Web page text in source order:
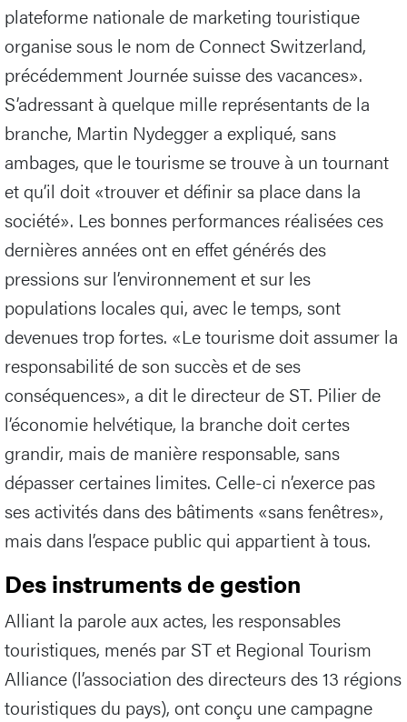
plateforme nationale de marketing touristique
organise sous le nom de Connect Switzerland,
précédemment Journée suisse des vacances».
S’adressant à quelque mille représentants de la
branche, Martin Nydegger a expliqué, sans
ambages, que le tourisme se trouve à un tournant
et qu’il doit «trouver et définir sa place dans la
société». Les bonnes performances réalisées ces
dernières années ont en effet générés des
pressions sur l’environnement et sur les
populations locales qui, avec le temps, sont
devenues trop fortes. «Le tourisme doit assumer la
responsabilité de son succès et de ses
conséquences», a dit le directeur de ST. Pilier de
l’économie helvétique, la branche doit certes
grandir, mais de manière responsable, sans
dépasser certaines limites. Celle-ci n’exerce pas
ses activités dans des bâtiments «sans fenêtres»,
mais dans l’espace public qui appartient à tous.
Des instruments de gestion
Alliant la parole aux actes, les responsables
touristiques, menés par ST et Regional Tourism
Alliance (l’association des directeurs des 13 régions
touristiques du pays), ont conçu une campagne